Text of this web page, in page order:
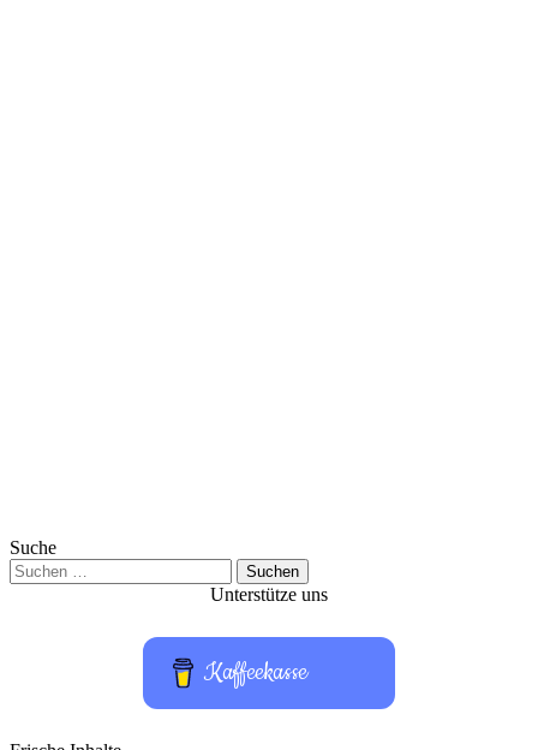
Suche
Suchen
nach:
Unterstütze uns
Kaffeekasse